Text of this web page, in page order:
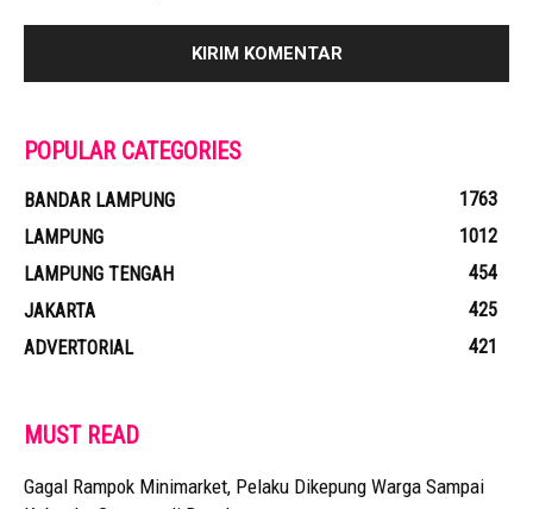
POPULAR CATEGORIES
BANDAR LAMPUNG
1763
LAMPUNG
1012
LAMPUNG TENGAH
454
JAKARTA
425
ADVERTORIAL
421
MUST READ
Gagal Rampok Minimarket, Pelaku Dikepung Warga Sampai